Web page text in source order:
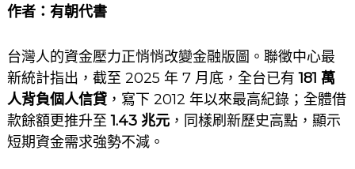
作者： 有朝代書
台灣人的資金壓力正悄悄改變金融版圖。聯徵中心最
新統計指出，截至 2025 年 7 月底，全台已有181 萬
人背負個人信貸，寫下 2012 年以來最高紀錄；全體借
款餘額更推升至1.43 兆元，同樣刷新歷史高點，顯示
短期資金需求強勢不減。